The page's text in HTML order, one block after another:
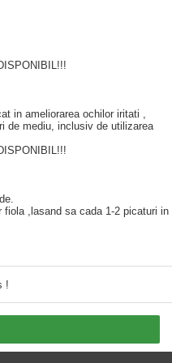
in ameliorarea ochilor iritati ,
de mediu, inclusiv de utilizarea
,lasand sa cada 1-2 picaturi in
!